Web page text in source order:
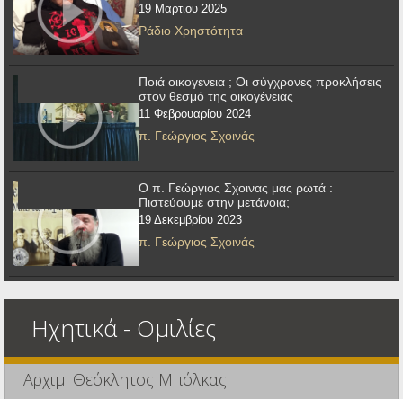
19 Μαρτίου 2025
Ράδιο Χρηστότητα
Ποιά οικογενεια ; Οι σύγχρονες προκλήσεις
στον θεσμό της οικογένειας
11 Φεβρουαρίου 2024
π. Γεώργιος Σχοινάς
Ο π. Γεώργιος Σχοινας μας ρωτά :
Πιστεύουμε στην μετάνοια;
19 Δεκεμβρίου 2023
π. Γεώργιος Σχοινάς
Ηχητικά - Ομιλίες
Αρχιμ. Θεόκλητος Μπόλκας